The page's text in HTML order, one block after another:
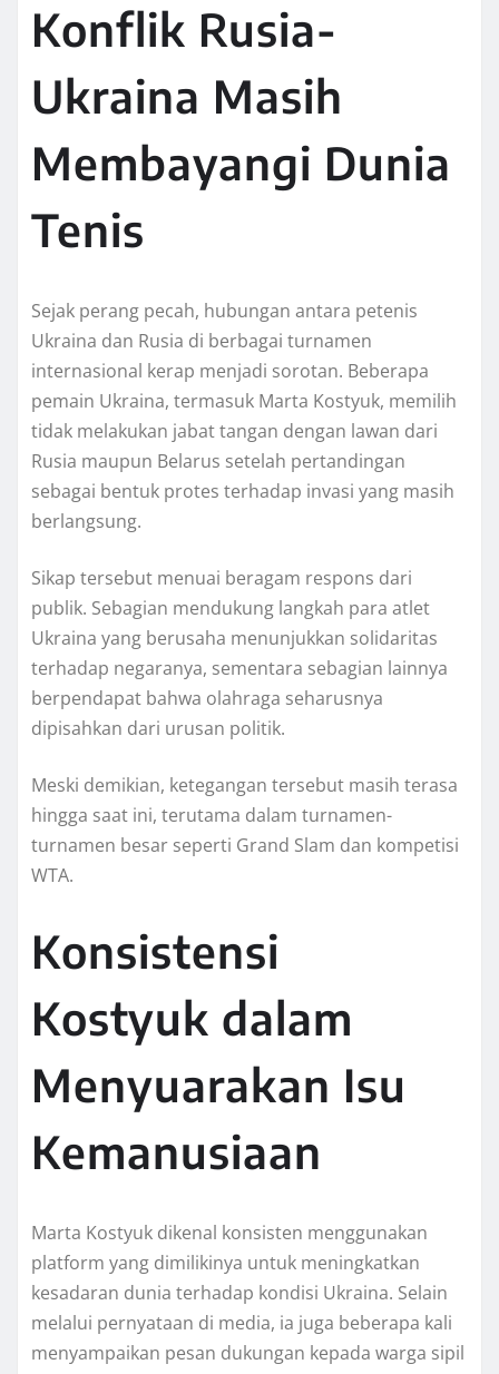
Konflik Rusia-
Ukraina Masih
Membayangi Dunia
Tenis
Sejak perang pecah, hubungan antara petenis
Ukraina dan Rusia di berbagai turnamen
internasional kerap menjadi sorotan. Beberapa
pemain Ukraina, termasuk Marta Kostyuk, memilih
tidak melakukan jabat tangan dengan lawan dari
Rusia maupun Belarus setelah pertandingan
sebagai bentuk protes terhadap invasi yang masih
berlangsung.
Sikap tersebut menuai beragam respons dari
publik. Sebagian mendukung langkah para atlet
Ukraina yang berusaha menunjukkan solidaritas
terhadap negaranya, sementara sebagian lainnya
berpendapat bahwa olahraga seharusnya
dipisahkan dari urusan politik.
Meski demikian, ketegangan tersebut masih terasa
hingga saat ini, terutama dalam turnamen-
turnamen besar seperti Grand Slam dan kompetisi
WTA.
Konsistensi
Kostyuk dalam
Menyuarakan Isu
Kemanusiaan
Marta Kostyuk dikenal konsisten menggunakan
platform yang dimilikinya untuk meningkatkan
kesadaran dunia terhadap kondisi Ukraina. Selain
melalui pernyataan di media, ia juga beberapa kali
menyampaikan pesan dukungan kepada warga sipil